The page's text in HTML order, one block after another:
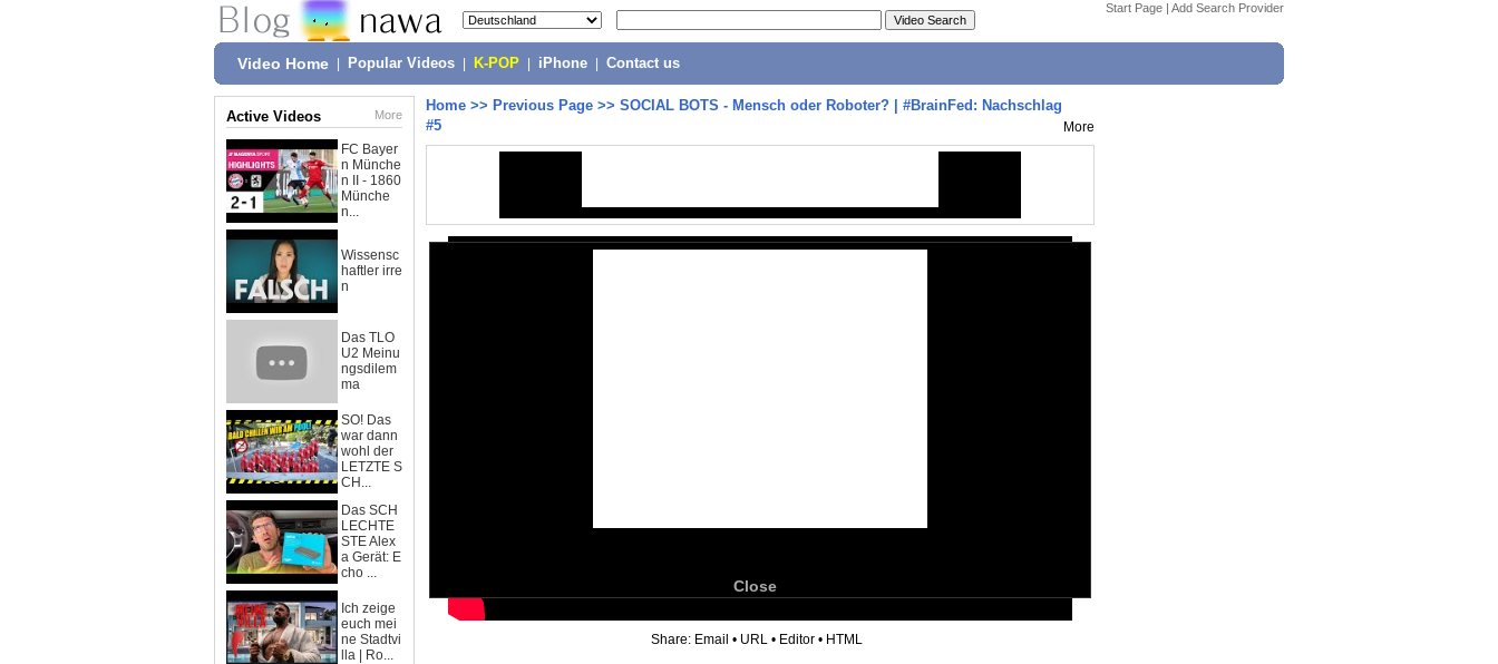
Start Page | Add Search Provider
Video Home Popular Videos K-POP iPhone Contact us
Active Videos More
FC Bayer
n Münche
n II - 1860
Münche
n...
Wissensc
haftler irre
n
Das TLO
U2 Meinu
ngsdilem
ma
SO! Das
war dann
wohl der
LETZTE S
CH...
Das SCH
LECHTE
STE Alex
a Gerät: E
cho ...
Ich zeige
euch mei
ne Stadtvi
lla | Ro...
Home >> Previous Page >> SOCIAL BOTS - Mensch oder Roboter? | #BrainFed: Nachschlag
#5
More
Close
Share: Email • URL • Editor • HTML